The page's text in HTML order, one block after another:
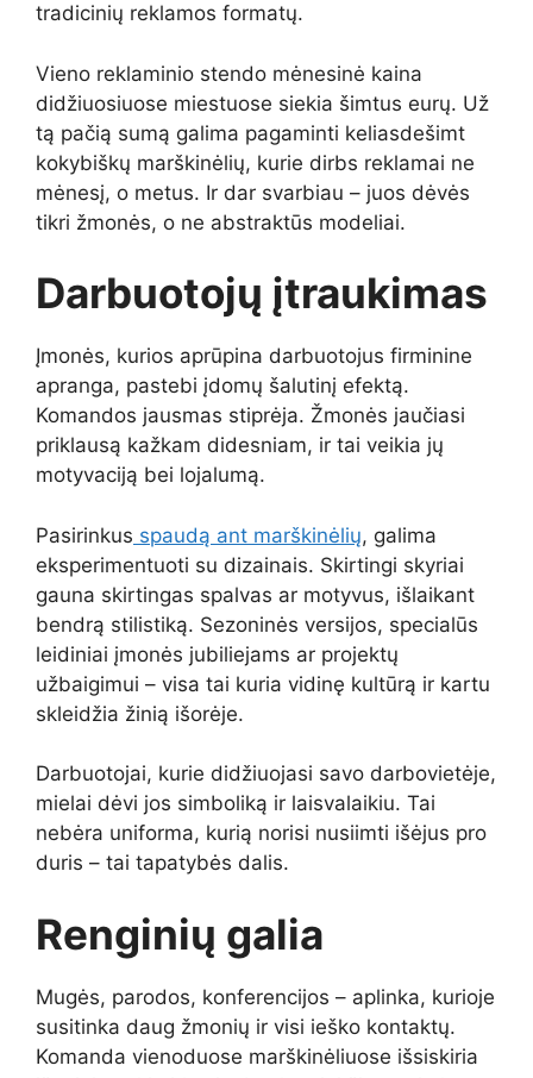
tradicinių reklamos formatų.
Vieno reklaminio stendo mėnesinė kaina
didžiuosiuose miestuose siekia šimtus eurų. Už
tą pačią sumą galima pagaminti keliasdešimt
kokybiškų marškinėlių, kurie dirbs reklamai ne
mėnesį, o metus. Ir dar svarbiau – juos dėvės
tikri žmonės, o ne abstraktūs modeliai.
Darbuotojų įtraukimas
Įmonės, kurios aprūpina darbuotojus firminine
apranga, pastebi įdomų šalutinį efektą.
Komandos jausmas stiprėja. Žmonės jaučiasi
priklausą kažkam didesniam, ir tai veikia jų
motyvaciją bei lojalumą.
Pasirinkus spaudą ant marškinėlių, galima
eksperimentuoti su dizainais. Skirtingi skyriai
gauna skirtingas spalvas ar motyvus, išlaikant
bendrą stilistiką. Sezoninės versijos, specialūs
leidiniai įmonės jubiliejams ar projektų
užbaigimui – visa tai kuria vidinę kultūrą ir kartu
skleidžia žinią išorėje.
Darbuotojai, kurie didžiuojasi savo darbovietėje,
mielai dėvi jos simboliką ir laisvalaikiu. Tai
nebėra uniforma, kurią norisi nusiimti išėjus pro
duris – tai tapatybės dalis.
Renginių galia
Mugės, parodos, konferencijos – aplinka, kurioje
susitinka daug žmonių ir visi ieško kontaktų.
Komanda vienoduose marškinėliuose išsiskiria